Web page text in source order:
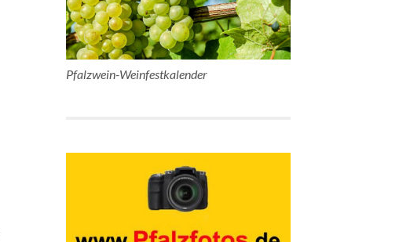
Pfalzwein-Weinfestkalender